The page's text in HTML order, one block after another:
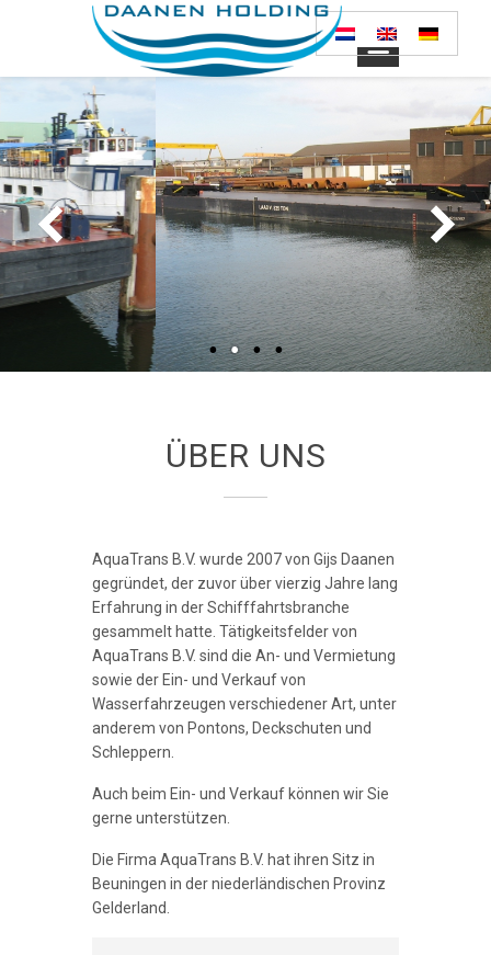
ÜBER UNS
AquaTrans B.V. wurde 2007 von Gijs Daanen
gegründet, der zuvor über vierzig Jahre lang
Erfahrung in der Schifffahrtsbranche
gesammelt hatte. Tätigkeitsfelder von
AquaTrans B.V. sind die An- und Vermietung
sowie der Ein- und Verkauf von
Wasserfahrzeugen verschiedener Art, unter
anderem von Pontons, Deckschuten und
Schleppern.
Auch beim Ein- und Verkauf können wir Sie
gerne unterstützen.
Die Firma AquaTrans B.V. hat ihren Sitz in
Beuningen in der niederländischen Provinz
Gelderland.